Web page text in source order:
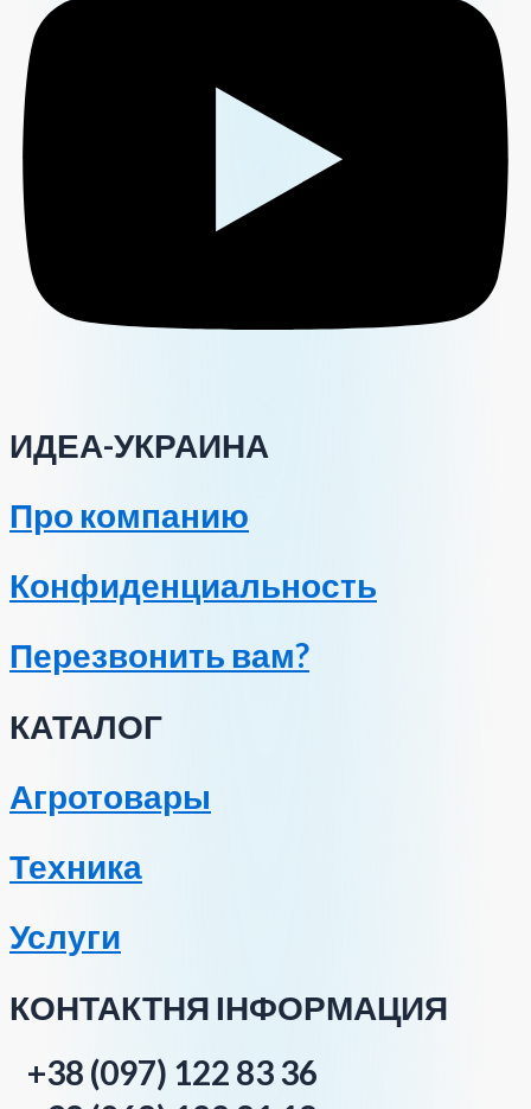
ИДЕА-УКРАИНА
Про компанию
Конфиденциальность
Перезвонить вам?
КАТАЛОГ
Агротовары
Техника
Услуги
КОНТАКТНЯ ІНФОРМАЦИЯ
+38 (097) 122 83 36